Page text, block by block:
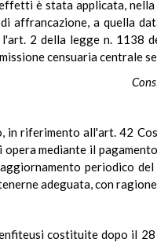
è stata applicata,
affrancazione, a quella
2 della legge n. 1138
censuaria centrale
in riferimento all'art. 42
mediante il
periodico
adeguata, con
costituite dopo il